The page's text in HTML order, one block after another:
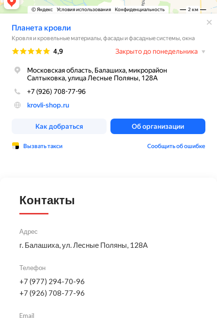
Контакты
Адрес
г. Балашиха, ул. Лесные Поляны, 128А
Телефон
+7 (977) 294-70-96
+7 (926) 708-77-96
Email